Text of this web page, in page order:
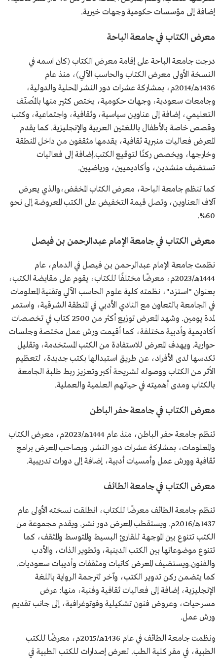
إضافة إلى مؤسسات حكومية وجهات خيرية.
معرض الكتاب في جامعة الباحة
درجت جامعة الباحة على إقامة معرض الكتاب (كان اسمه في
النسخة الأولى معرض الكتاب والحاسب الآلي)، منذ عام
1436هـ/2014م، بمشاركة عشرات دور النشر المحلية والدولية،
وجامعات سعودية، وجهات حكومية، يختص كثير منها بالمُصنّف
التعليمي، إضافة إلى عناوين سياسية، وثقافية، واجتماعية، وكتب
وقصص خاصة بالأطفال باللغتين العربية والإنجليزية. كما يقدم
المعرض فعاليات منبرية ثقافية، يقدمها مثقفون من داخل المنطقة
وخارجها، ويخصص ركنًا لتوقيع الكتب.إضافة إلى فعاليات
تستضيف منشدين، وأكاديميين، ورياضيين.
كما تنظم جامعة الباحة، معرض الكتاب المخفض،والذي يعرض
آلاف العناوين، وتصل قيمة التخفيض على الكتب المعروضة إلى نحو
60%.
معرض الكتاب في جامعة الإمام عبدالرحمن بن فيصل
نظمت جامعة الإمام عبدالرحمن بن فيصل في الدمام، عام
1444هـ/2023م، معرضًا مختلفًا للكتاب، يقوم على مقايضة الكتب،
بعنوان "استزد"، نظمته كلية علوم الحاسب الآلي وتقنية المعلومات
في الجامعة بالتعاون مع النادي الأدبي في المنطقة الشرقية، واستمر
لمدة يومين. وشهد المعرض توزيع أكثر من 2500 كتاب في تخصصات
أكاديمية وأدبية مختلفة، كما أقيمت ورش عمل مختصة وجلسات
حوارية. ويهدف المعرض للاستفادة من الكتب المستخدمة، وتقليل
تكدسها لدى الأفراد، عن طريق استبدالها بكتب جديدة، لتعظيم
الأثر من الكتاب ووصوله لشريحة أكبر وتعزيز ربط طلبة الجامعة
بالكتاب ومدى أهميته في حياتهم العلمية والعملية.
معرض الكتاب في جامعة حفر الباطن
تنظم جامعة حفر الباطن، منذ عام 1444هـ/2023م، معرض الكتاب
والمعلومات، بمشاركة عشرات دور النشر. ويصاحب المعرض برامج
ثقافية وورش عمل وأمسيات أدبية، إضافة إلى دورات تدريبية.
معرض الكتاب في جامعة الطائف
تنظم جامعة الطائف معرضًا للكتاب، انطلقت نسخته الأولى عام
1437هـ/2016م. ويستقطب المعرض دور نشر. ويقدم مجموعة من
الكتب تتنوع بين الموجهة للقارئ البسيط والمتوسط والمثقف، كما
تتنوع موضوعاتها بين الكتب الدينية، وتطوير الذات، والأدب
والفنون.ويستضيف المعرض كاتبات ومثقفات وأديبات سعوديات.
كما يتضمن ركن تدوير الكتب، وآخر لترجمة الرواية باللغة
الإنجليزية، إضافة إلى فعاليات ثقافية وفنية، منها: عرض
مسرحيات، وعروض فنون تشكيلية وفوتوغرافية، إلى جانب تقديم
ورش عمل.
ونظمت جامعة الطائف في عام 1436هـ/2015م، معرضًا للكتب
الطبية، في مقر كلية الطب. لعرض إصدارات للكتب الطبية في